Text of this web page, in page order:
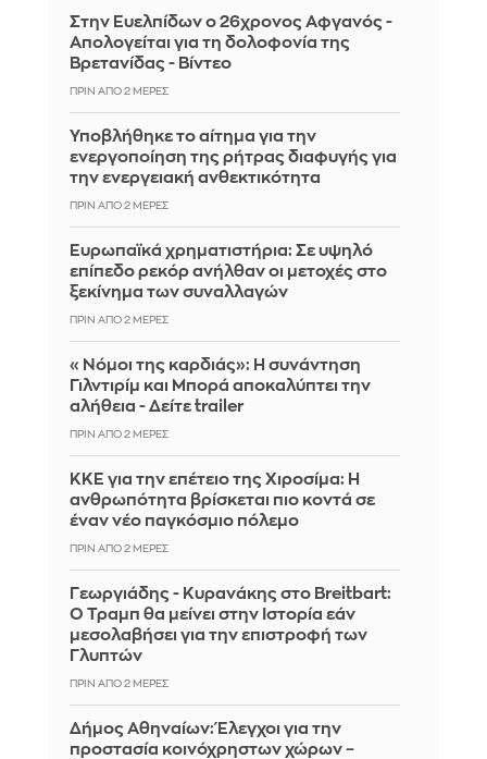
Στην Ευελπίδων ο 26χρονος Αφγανός -
Απολογείται για τη δολοφονία της
Βρετανίδας - Βίντεο
ΠΡΙΝ ΑΠΌ 2 ΜΈΡΕΣ
Υποβλήθηκε το αίτημα για την
ενεργοποίηση της ρήτρας διαφυγής για
την ενεργειακή ανθεκτικότητα
ΠΡΙΝ ΑΠΌ 2 ΜΈΡΕΣ
Ευρωπαϊκά χρηματιστήρια: Σε υψηλό
επίπεδο ρεκόρ ανήλθαν οι μετοχές στο
ξεκίνημα των συναλλαγών
ΠΡΙΝ ΑΠΌ 2 ΜΈΡΕΣ
«Νόμοι της καρδιάς»: Η συνάντηση
Γιλντιρίμ και Μπορά αποκαλύπτει την
αλήθεια - Δείτε trailer
ΠΡΙΝ ΑΠΌ 2 ΜΈΡΕΣ
ΚΚΕ για την επέτειο της Χιροσίμα: Η
ανθρωπότητα βρίσκεται πιο κοντά σε
έναν νέο παγκόσμιο πόλεμο
ΠΡΙΝ ΑΠΌ 2 ΜΈΡΕΣ
Γεωργιάδης - Κυρανάκης στο Breitbart:
Ο Τραμπ θα μείνει στην Ιστορία εάν
μεσολαβήσει για την επιστροφή των
Γλυπτών
ΠΡΙΝ ΑΠΌ 2 ΜΈΡΕΣ
Δήμος Αθηναίων: Έλεγχοι για την
προστασία κοινόχρηστων χώρων –